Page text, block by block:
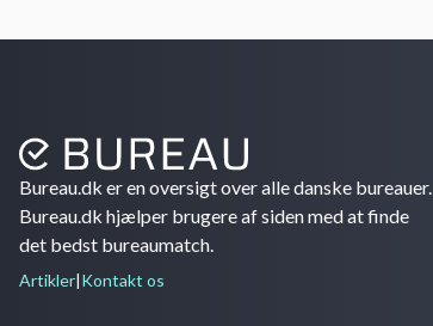
Bureau.dk er en oversigt over alle danske bureauer.
Bureau.dk hjælper brugere af siden med at finde
det bedst bureaumatch.
Artikler|Kontakt os